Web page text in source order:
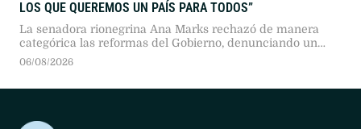
LOS QUE QUEREMOS UN PAÍS PARA TODOS”
La senadora rionegrina Ana Marks rechazó de manera
categórica las reformas del Gobierno, denunciando un
intento de “saqueo y extractivismo” sobre la Patagonia que
06/08/2026